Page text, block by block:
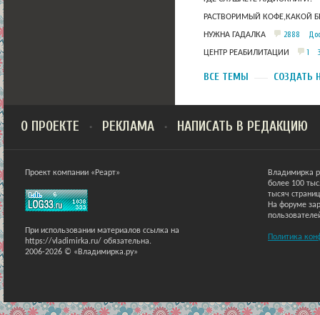
РАСТВОРИМЫЙ КОФЕ,КАКОЙ
НУЖНА ГАДАЛКА 2888
ЦЕНТР РЕАБИЛИТАЦИИ 1
ВСЕ ТЕМЫ СОЗДАТЬ
О ПРОЕКТЕ РЕКЛАМА НАПИСАТЬ В РЕДАКЦИЮ
Проект компании «Реарт»
При использовании материалов ссылка на
https://vladimirka.ru/ обязательна.
2006-2026 © «Владимирка.ру»
Владимирка
более 100
тысяч
На форуме
Политика